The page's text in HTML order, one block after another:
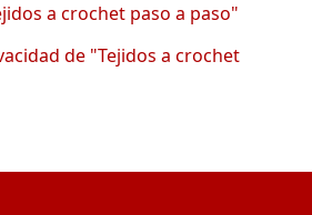
a crochet paso a paso"
de "Tejidos a crochet